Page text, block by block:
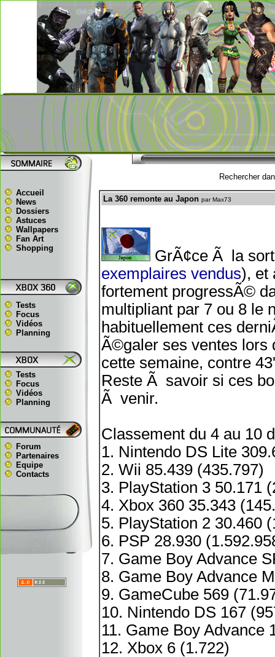
Accueil
News
Dossiers
Astuces
Wallpapers
Fan Art
Shopping
Tests
Focus
Vidéos
Planning
Tests
Focus
Vidéos
Planning
Forum
Partenaires
Equipe
Contacts
Rechercher
La 360 remonte au Japon par Max73
GrÃ¢ce Ã la
exemplaires vendus), et
fortement progressÃ©
multipliant par 7 ou 8 le
habituellement ces
Ã©galer ses ventes lors
cette semaine, contre
Reste Ã savoir si ces
Ã venir.
Classement du 4 au 10
1. Nintendo DS Lite
2. Wii 85.439 (435.797)
3. PlayStation 3 50.171
4. Xbox 360 35.343
5. PlayStation 2 30.460
6. PSP 28.930
7. Game Boy Advance
8. Game Boy Advance
9. GameCube 569
10. Nintendo DS 167
11. Game Boy Advance
12. Xbox 6 (1.722)